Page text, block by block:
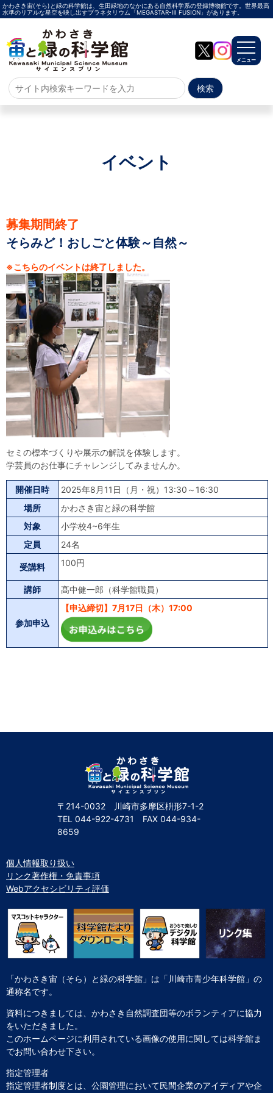
かわさき宙(そら)と緑の科学館は、生田緑地のなかにある自然科学系の登録博物館です。世界最高
水準のリアルな星空を映し出すプラネタリウム「MEGASTAR-Ⅲ FUSION」があります。
メニュー
ホーム
メガスターご紹介
投影メニュー
投影時間・料金
プラネタリウム解説員
イベント
当日参加
事前申込
その他
施設案内
自然体験
天文体験
フロア案内
屋外展示 D51形蒸気機関車
利用案内
開館時間・プラネタリウム投影時間・観覧料
カフェ・ショップ
アクセス・駐車場
科学館資料の特別利用料
団体利用予約
学校団体
幼稚園・保育園団体
一般団体
かわさき星空ウォッチング
出前科学実験教室
プラネタリウム一般団体貸切利用「星空自由空間」
科学館概要
基本理念
沿革
計画・年報・評価・議事録
青少年科学館運営基本計画
年報
事業評価
議事録
研究資料
研究の紹介
川崎市自然環境調査報告
図録
紀要
年報
出版物
生田緑地の植物
お問い合わせ
よくある質問
日本語
イベント
募集期間終了
そらみど！おしごと体験～自然～
※こちらのイベントは終了しました。
セミの標本づくりや展示の解説を体験します。
学芸員のお仕事にチャレンジしてみませんか。
開催日時
2025年8月11日（月・祝）13:30～16:30
場所
かわさき宙と緑の科学館
対象
小学校4~6年生
定員
24名
受講料 100円
講師 髙中健一郎（科学館職員）
参加申込
【申込締切】7月17日（木）17:00
〒214-0032 川崎市多摩区枡形7-1-2
TEL 044-922-4731 FAX 044-934-
8659
個人情報取り扱い
リンク著作権・免責事項
Webアクセシビリティ評価
「かわさき宙（そら）と緑の科学館」は「川崎市青少年科学館」の
通称名です。
資料につきましては、かわさき自然調査団等のボランティアに協力
をいただきました。
このホームページに利用されている画像の使用に関しては科学館ま
でお問い合わせ下さい。
指定管理者
指定管理者制度とは、公園管理において民間企業のアイディアや企